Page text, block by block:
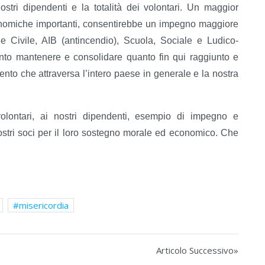
dipendenti e la totalità dei volontari. Un maggior
importanti, consentirebbe un impegno maggiore
Civile, AIB (antincendio), Scuola, Sociale e Ludico-
mantenere e consolidare quanto fin qui raggiunto e
che attraversa l’intero paese in generale e la nostra
ai nostri dipendenti, esempio di impegno e
soci per il loro sostegno morale ed economico. Che
misericordia
Articolo Successivo»